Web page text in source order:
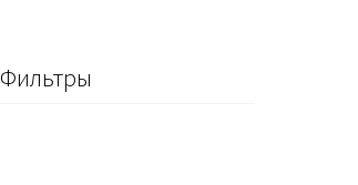
Фильтры